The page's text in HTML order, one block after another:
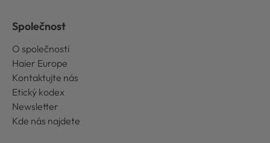
Společnost
O společnosti
Haier Europe
Kontaktujte nás
Etický kodex
Newsletter
Kde nás najdete